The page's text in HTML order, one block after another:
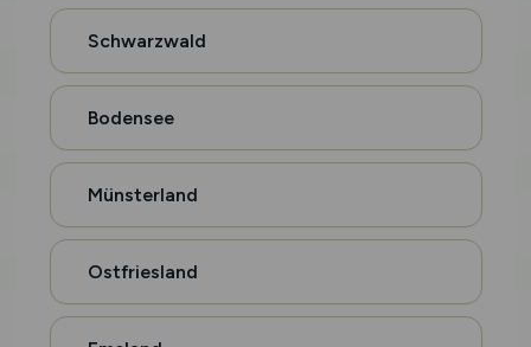
Schwarzwald
Bodensee
Münsterland
Ostfriesland